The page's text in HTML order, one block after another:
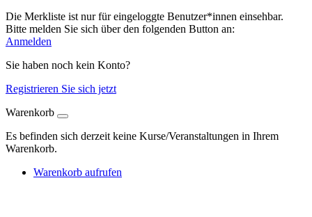
Die Merkliste ist nur für eingeloggte Benutzer*innen einsehbar.
Bitte melden Sie sich über den folgenden Button an:
Anmelden
Sie haben noch kein Konto?
Registrieren Sie sich jetzt
Warenkorb
Es befinden sich derzeit keine Kurse/Veranstaltungen in Ihrem
Warenkorb.
Warenkorb aufrufen